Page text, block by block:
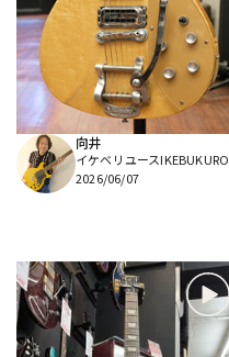
向井
イケベリユースIKEBUKURO
2026/06/07